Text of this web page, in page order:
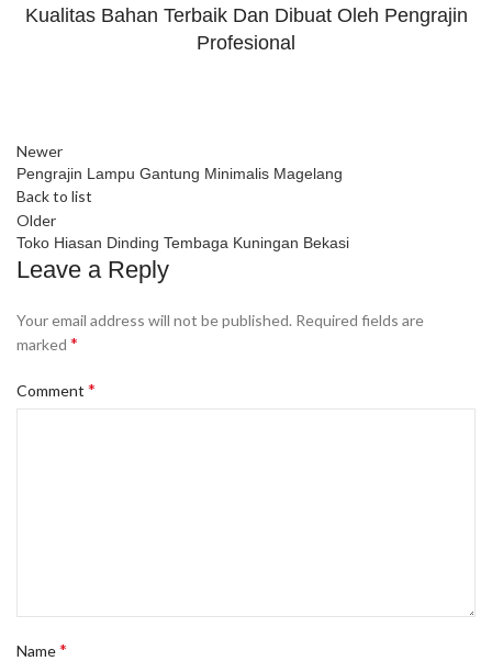
Kualitas Bahan Terbaik Dan Dibuat Oleh Pengrajin
Profesional
Newer
Pengrajin Lampu Gantung Minimalis Magelang
Back to list
Older
Toko Hiasan Dinding Tembaga Kuningan Bekasi
Leave a Reply
Your email address will not be published. Required fields are
marked *
Comment *
Name*